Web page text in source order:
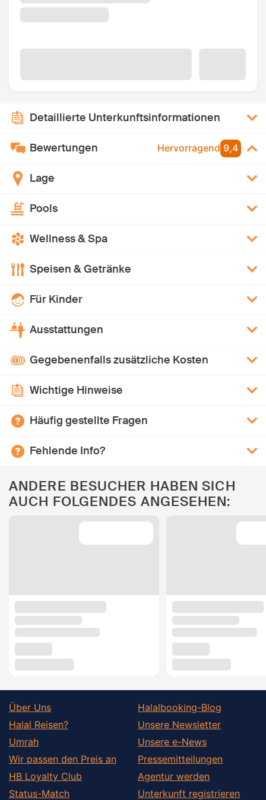
Detaillierte Unterkunftsinformationen
Bewertungen Hervorragend 9,4
Lage
Pools
Wellness & Spa
Speisen & Getränke
Für Kinder
Ausstattungen
Gegebenenfalls zusätzliche Kosten
Wichtige Hinweise
Häufig gestellte Fragen
Fehlende Info?
ANDERE BESUCHER HABEN SICH
AUCH FOLGENDES ANGESEHEN:
Über Uns
Halal Reisen?
Umrah
Wir passen den Preis an
HB Loyalty Club
Status-Match
Halalbooking-Blog
Unsere Newsletter
Unsere e-News
Pressemitteilungen
Agentur werden
Unterkunft registrieren